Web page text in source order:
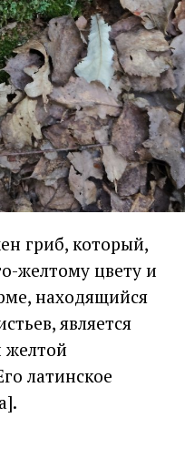
гриб, который,
желтому цвету и
находящийся
является
желтой
латинское